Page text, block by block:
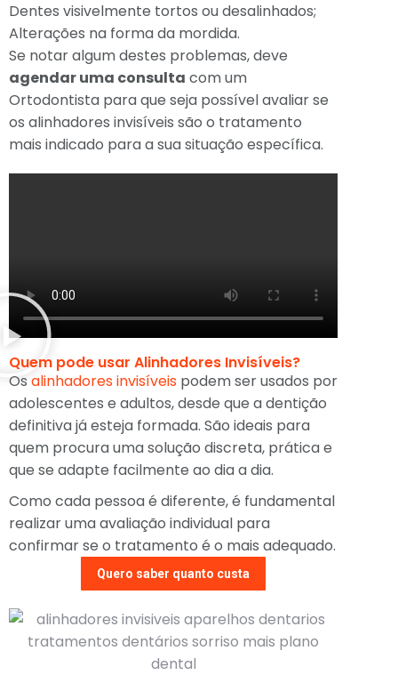
Dentes visivelmente tortos ou desalinhados;
Alterações na forma da mordida.
Se notar algum destes problemas, deve
agendar uma consulta com um
Ortodontista para que seja possível avaliar se
os alinhadores invisíveis são o tratamento
mais indicado para a sua situação específica.
Quem pode usar Alinhadores Invisíveis?
Os alinhadores invisíveis podem ser usados por
adolescentes e adultos, desde que a dentição
definitiva já esteja formada. São ideais para
quem procura uma solução discreta, prática e
que se adapte facilmente ao dia a dia.
Como cada pessoa é diferente, é fundamental
realizar uma avaliação individual para
confirmar se o tratamento é o mais adequado.
Quero saber quanto custa